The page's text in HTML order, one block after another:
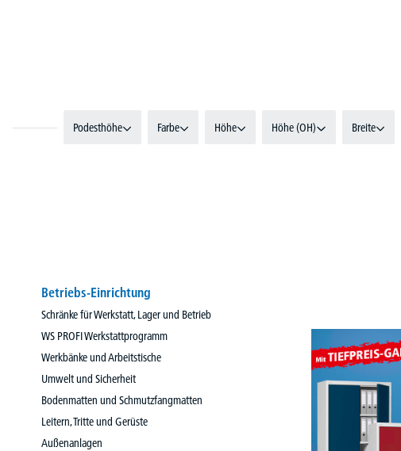
Podesthöhe Farbe Höhe Höhe (OH) Breite
Betriebs-Einrichtung
Schränke für Werkstatt, Lager und Betrieb
WS PROFI Werkstattprogramm
Werkbänke und Arbeitstische
Umwelt und Sicherheit
Bodenmatten und Schmutzfangmatten
Leitern, Tritte und Gerüste
Außenanlagen